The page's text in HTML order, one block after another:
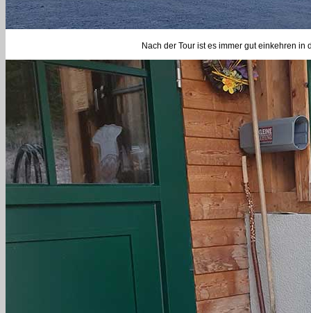
Nach der Tour ist es immer gut einkehren